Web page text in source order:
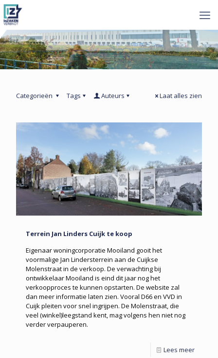
Categorieën Tags Auteurs Laat alles zien
Terrein Jan Linders Cuijk te koop
Eigenaar woningcorporatie Mooiland gooit het
voormalige Jan Lindersterrein aan de Cuijkse
Molenstraat in de verkoop. De verwachting bij
ontwikkelaar Mooiland is eind dit jaar nog het
verkoopproces te kunnen opstarten. De website zal
dan meer informatie laten zien. Vooral D66 en VVD in
Cuijk pleiten voor snel ingrijpen. De Molenstraat, die
veel (winkel)leegstand kent, mag volgens hen niet nog
verder verpauperen.
Lees meer